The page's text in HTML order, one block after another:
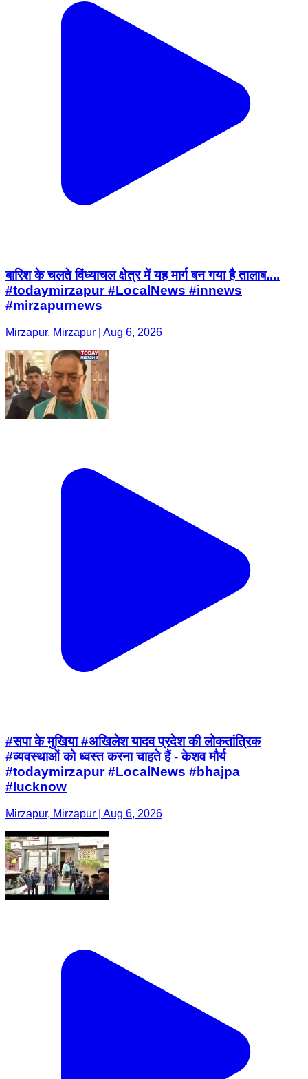
बारिश के चलते विंध्याचल क्षेत्र में यह मार्ग बन गया है तालाब....
#todaymirzapur #LocalNews #innews
#mirzapurnews
Mirzapur, Mirzapur | Aug 6, 2026
#सपा के मुखिया #अखिलेश यादव प्रदेश की लोकतांत्रिक
#व्यवस्थाओं को ध्वस्त करना चाहते हैं - केशव मौर्य
#todaymirzapur #LocalNews #bhajpa
#lucknow
Mirzapur, Mirzapur | Aug 6, 2026